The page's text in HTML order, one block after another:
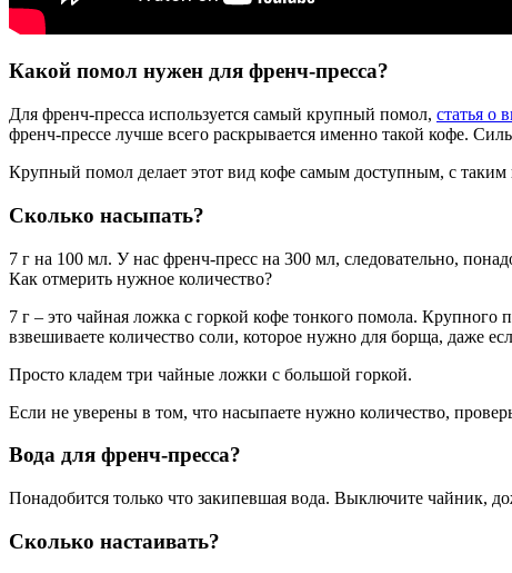
Какой помол нужен для френч-пресса?
Для френч-пресса используется самый крупный помол, статья о
френч-прессе лучше всего раскрывается именно такой кофе.
Крупный помол делает этот вид кофе самым доступным, с
Сколько насыпать?
7 г на 100 мл. У нас френч-пресс на 300 мл, следовательно,
Как отмерить нужное количество?
7 г – это чайная ложка с горкой кофе тонкого помола.
взвешиваете количество соли, которое нужно для борща, даже
Просто кладем три чайные ложки с большой горкой.
Если не уверены в том, что насыпаете нужно количество,
Вода для френч-пресса?
Понадобится только что закипевшая вода. Выключите чайник,
Сколько настаивать?